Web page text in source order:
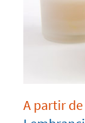
A partir de